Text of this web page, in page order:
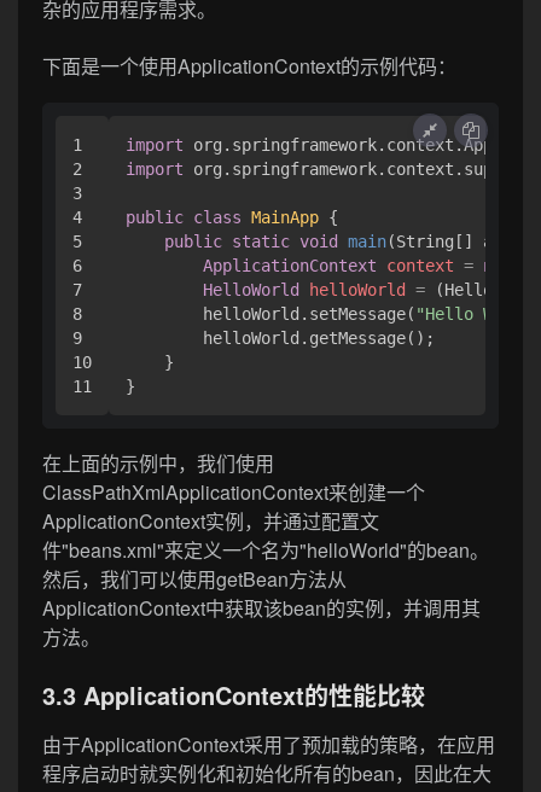
杂的应用程序需求。
下面是一个使用ApplicationContext的示例代码：
1
2
3
4
5
6
7
8
9
10
import
import
public class MainApp {
public static void main(String[] args)
ApplicationContext
context = new
HelloWorld
helloWorld =
        helloWorld.setMessage(
"Hello
        helloWorld.getMessage();
    }
在上面的示例中，我们使用
ClassPathXmlApplicationContext来创建一个
ApplicationContext实例，并通过配置文
件"beans.xml"来定义一个名为"helloWorld"的bean。
然后，我们可以使用getBean方法从
ApplicationContext中获取该bean的实例，并调用其
方法。
3.3 ApplicationContext的性能比较
由于ApplicationContext采用了预加载的策略，在应用
程序启动时就实例化和初始化所有的bean，因此在大